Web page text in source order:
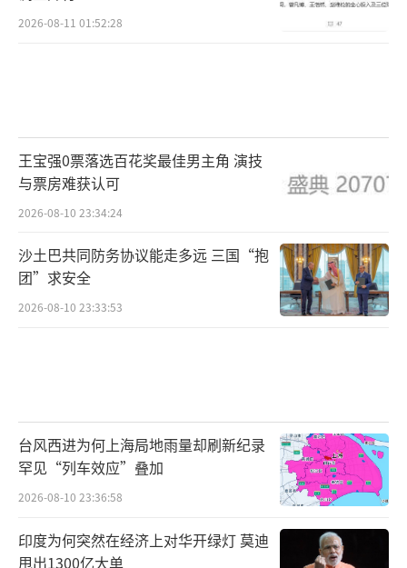
2026-08-11 01:52:28
王宝强0票落选百花奖最佳男主角 演技
与票房难获认可
2026-08-10 23:34:24
沙土巴共同防务协议能走多远 三国“抱
团”求安全
2026-08-10 23:33:53
台风西进为何上海局地雨量却刷新纪录
罕见“列车效应”叠加
2026-08-10 23:36:58
印度为何突然在经济上对华开绿灯 莫迪
甩出1300亿大单